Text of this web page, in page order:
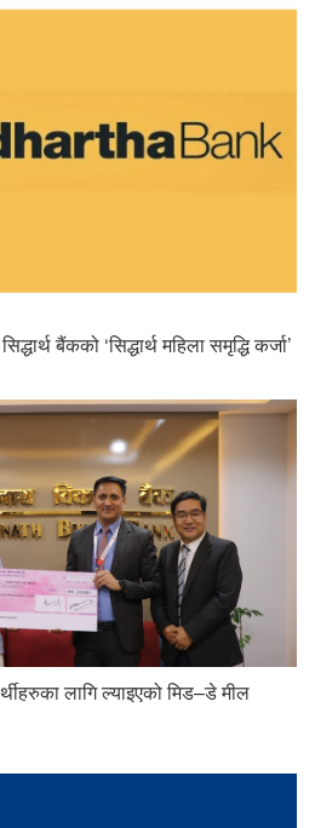
बैंकको ‘सिद्धार्थ महिला समृद्धि कर्जा’
लागि ल्याइएको मिड–डे मील